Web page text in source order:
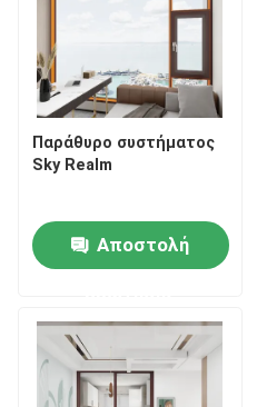
Παράθυρο συστήματος
Sky Realm
Αποστολή